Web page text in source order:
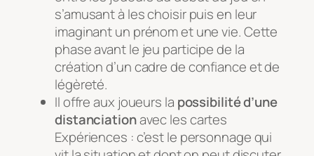
s’amusant à les choisir puis en leur
imaginant un prénom et une vie. Cette
phase avant le jeu participe de la
création d’un cadre de confiance et de
légèreté.
Il offre aux joueurs la possibilité d’une
distanciationavec les cartes
Expériences : c’est le personnage qui